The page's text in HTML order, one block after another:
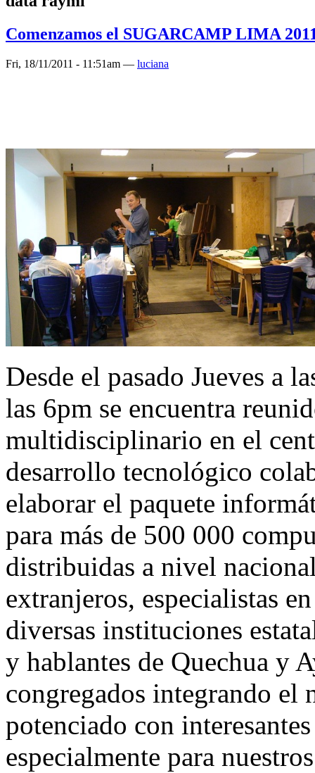
Comenzamos el SUGARCAMP LIMA
Fri, 18/11/2011 - 11:51am — luciana
Desde el pasado Jueves a
las 6pm se encuentra
multidisciplinario en el
desarrollo tecnológico
elaborar el paquete
para más de 500 000
distribuidas a nivel
extranjeros, especialistas
diversas instituciones
y hablantes de Quechua y
congregados integrando el
potenciado con
especialmente para